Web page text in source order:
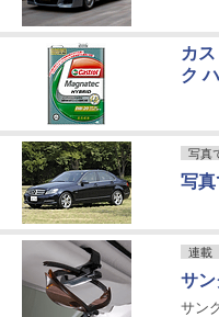
カ
ク
写真
写真
連載
サ
サン